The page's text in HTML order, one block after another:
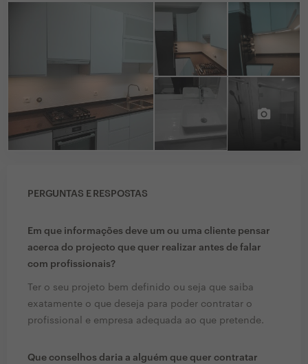
PERGUNTAS E RESPOSTAS
Em que informações deve um ou uma cliente pensar
acerca do projecto que quer realizar antes de falar
com profissionais?
Ter o seu projeto bem definido ou seja que saiba
exatamente o que deseja para poder contratar o
profissional e empresa adequada ao que pretende.
Que conselhos daria a alguém que quer contratar